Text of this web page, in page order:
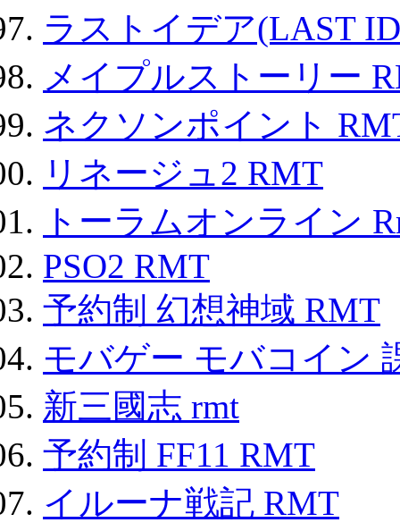
ラストイデア(LAST
メイプルストーリー
ネクソンポイント
リネージュ2 RMT
トーラムオンライン
PSO2 RMT
予約制 幻想神域 RMT
モバゲー モバコイン
新三國志 rmt
予約制 FF11 RMT
イルーナ戦記 RMT